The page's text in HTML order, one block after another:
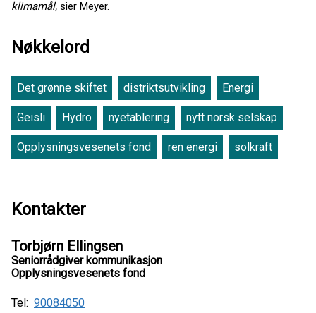
klimamål, sier Meyer.
Nøkkelord
Det grønne skiftet distriktsutvikling Energi
Geisli Hydro nyetablering nytt norsk selskap
Opplysningsvesenets fond ren energi solkraft
Kontakter
Torbjørn Ellingsen
Seniorrådgiver kommunikasjon
Opplysningsvesenets fond
Tel: 90084050